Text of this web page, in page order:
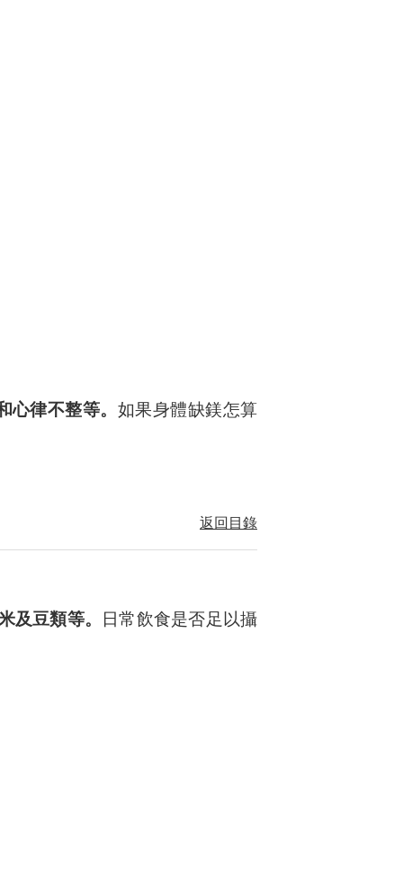
律不整等。 如果身體缺鎂怎算
返回目錄
豆類等。 日常飲食是否足以攝